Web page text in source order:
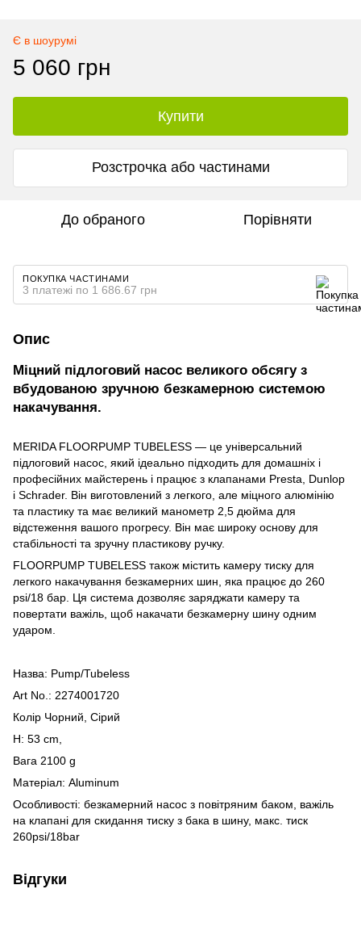
Є в шоурумі
5 060 грн
Купити
Розстрочка або частинами
До обраного Порівняти
ПОКУПКА ЧАСТИНАМИ
3 платежі по 1 686.67 грн
Опис
Міцний підлоговий насос великого обсягу з
вбудованою зручною безкамерною системою
накачування.
MERIDA FLOORPUMP TUBELESS — це універсальний
підлоговий насос, який ідеально підходить для домашніх і
професійних майстерень і працює з клапанами Presta, Dunlop
і Schrader. Він виготовлений з легкого, але міцного алюмінію
та пластику та має великий манометр 2,5 дюйма для
відстеження вашого прогресу. Він має широку основу для
стабільності та зручну пластикову ручку.
FLOORPUMP TUBELESS також містить камеру тиску для
легкого накачування безкамерних шин, яка працює до 260
psi/18 бар. Ця система дозволяє заряджати камеру та
повертати важіль, щоб накачати безкамерну шину одним
ударом.
Назва: Pump/Tubeless
Art No.: 2274001720
Колір Чорний, Сірий
H: 53 cm,
Вага 2100 g
Матеріал: Aluminum
Особливості: безкамерний насос з повітряним баком, важіль
на клапані для скидання тиску з бака в шину, макс. тиск
260psi/18bar
Відгуки